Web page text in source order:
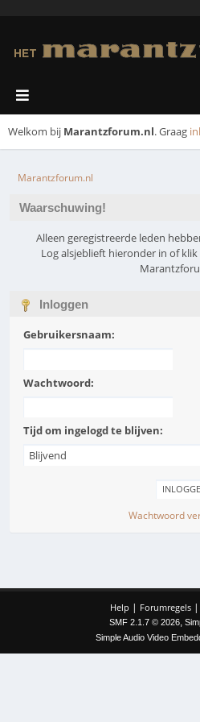
Welkom bij Marantzforum.nl. Graag
Marantzforum.nl
Waarschuwing!
Alleen geregistreerde leden
Log alsjeblieft hieronder in of klik
Inloggen
Gebruikersnaam:
Wachtwoord:
Tijd om ingelogd te blijven:
Wachtwoord
Help | Forumregels |
SMF 2.1.7 © 2026,
Simple Audio Video